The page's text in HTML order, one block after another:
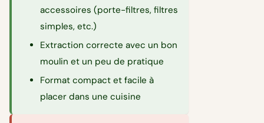
accessoires (porte-filtres, filtres
simples, etc.)
Extraction correcte avec un bon
moulin et un peu de pratique
Format compact et facile à
placer dans une cuisine